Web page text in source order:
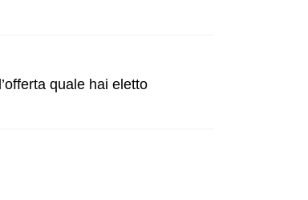
quale hai eletto